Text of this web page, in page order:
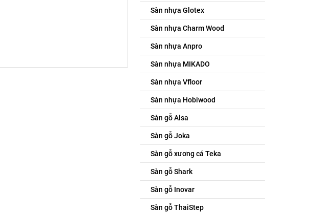
Sàn nhựa Glotex
Sàn nhựa Charm Wood
Sàn nhựa Anpro
Sàn nhựa MIKADO
Sàn nhựa Vfloor
Sàn nhựa Hobiwood
Sàn gỗ Alsa
Sàn gỗ Joka
Sàn gỗ xương cá Teka
Sàn gỗ Shark
Sàn gỗ Inovar
Sàn gỗ ThaiStep